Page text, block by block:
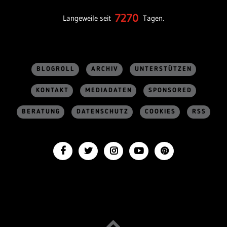
Langeweile seit 7270 Tagen.
BLOGROLL ARCHIV UNTERSTÜTZEN
KONTAKT MEDIADATEN SPONSORED
BERATUNG DATENSCHUTZ COOKIES RSS